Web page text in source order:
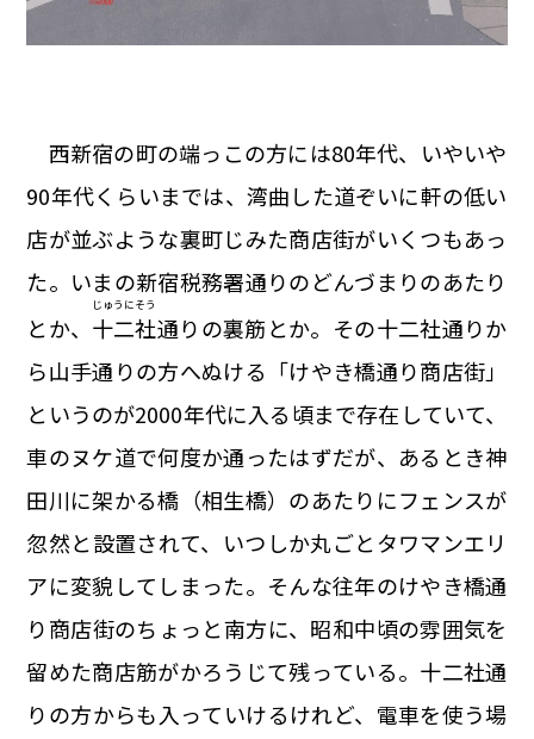
西新宿の町の端っこの方には80年代、いやいや
90年代くらいまでは、湾曲した道ぞいに軒の低い
店が並ぶような裏町じみた商店街がいくつもあっ
た。いまの新宿税務署通りのどんづまりのあたり
とか、 十
じゅ
二
うに
社
そう
通りの裏筋とか。その十二社通りか
ら山手通りの方へぬける「けやき橋通り商店街」
というのが2000年代に入る頃まで存在していて、
車のヌケ道で何度か通ったはずだが、あるとき神
田川に架かる橋（相生橋）のあたりにフェンスが
忽然と設置されて、いつしか丸ごとタワマンエリ
アに変貌してしまった。そんな往年のけやき橋通
り商店街のちょっと南方に、昭和中頃の雰囲気を
留めた商店筋がかろうじて残っている。十二社通
りの方からも入っていけるけれど、電車を使う場